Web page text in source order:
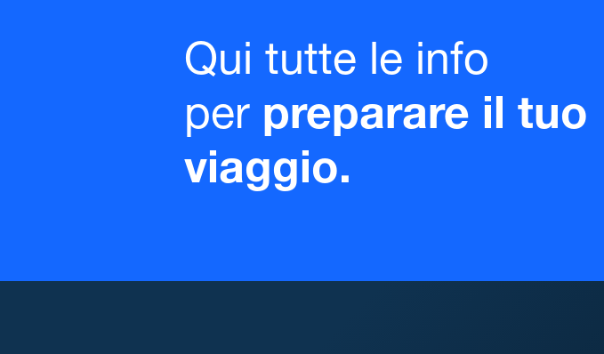
Qui tutte le info
per preparare il tuo
viaggio.